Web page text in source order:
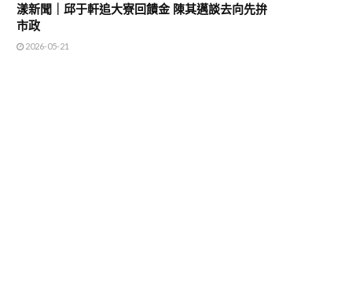
漾新聞｜邱于軒追大寮回饋金 陳其邁談去向先拚
市政
2026-05-21